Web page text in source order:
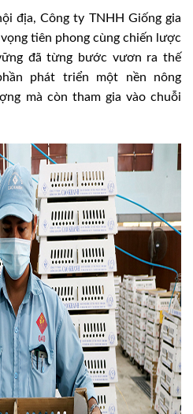
địa, Công ty TNHH Giống gia
tiên phong cùng chiến lược
đã từng bước vươn ra thế
phát triển một nền nông
mà còn tham gia vào chuỗi